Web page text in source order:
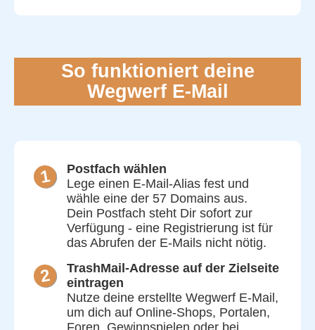
So funktioniert deine
Wegwerf E-Mail
Postfach wählen
Lege einen E-Mail-Alias fest und
wähle eine der 57 Domains aus.
Dein Postfach steht Dir sofort zur
Verfügung - eine Registrierung ist für
das Abrufen der E-Mails nicht nötig.
TrashMail-Adresse auf der Zielseite
eintragen
Nutze deine erstellte Wegwerf E-Mail,
um dich auf Online-Shops, Portalen,